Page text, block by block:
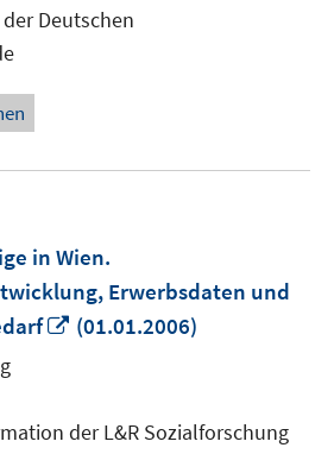
Deutschen
in Wien.
Erwerbsdaten und
In
(01.01.2006)
der L&R Sozialforschung